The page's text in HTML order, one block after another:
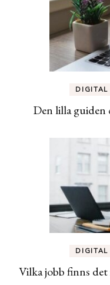
DIGITAL
Den lilla
DIGITAL
Vilka jobb finns